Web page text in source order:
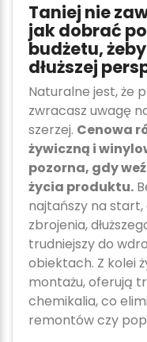
Taniej nie
jak dobrać
budżetu,
dłuższej
Naturalne jest, że
zwracasz uwagę
szerzej. Cenowa
żywiczną i
pozorna, gdy
życia produktu.
najtańszy na
zbrojenia,
trudniejszy do
obiektach. Z kolei
montażu, oferują
chemikalia, co
remontów czy